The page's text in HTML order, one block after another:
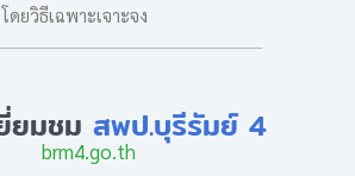
ยวิธีเฉพาะเจาะจง
มชม สพป.บุรีรัมย์ 4
brm4.go.th